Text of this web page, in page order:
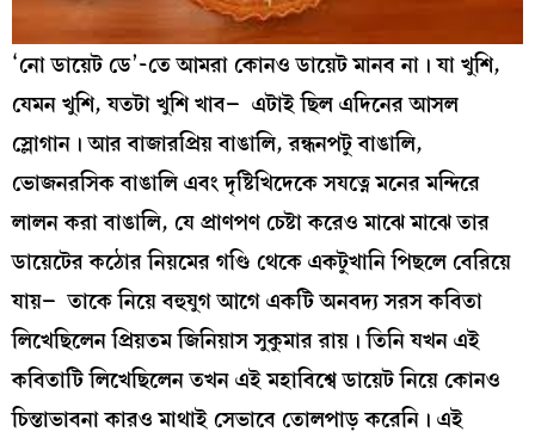
‘নো ডায়েট ডে’-তে আমরা কোনও ডায়েট মানব না। যা খুশি,
যেমন খুশি, যতটা খুশি খাব– এটাই ছিল এদিনের আসল
স্লোগান। আর বাজারপ্রিয় বাঙালি, রন্ধনপটু বাঙালি,
ভোজনরসিক বাঙালি এবং দৃষ্টিখিদেকে সযত্নে মনের মন্দিরে
লালন করা বাঙালি, যে প্রাণপণ চেষ্টা করেও মাঝে মাঝে তার
ডায়েটের কঠোর নিয়মের গণ্ডি থেকে একটুখানি পিছলে বেরিয়ে
যায়– তাকে নিয়ে বহুযুগ আগে একটি অনবদ্য সরস কবিতা
লিখেছিলেন প্রিয়তম জিনিয়াস সুকুমার রায়। তিনি যখন এই
কবিতাটি লিখেছিলেন তখন এই মহাবিশ্বে ডায়েট নিয়ে কোনও
চিন্তাভাবনা কারও মাথাই সেভাবে তোলপাড় করেনি। এই